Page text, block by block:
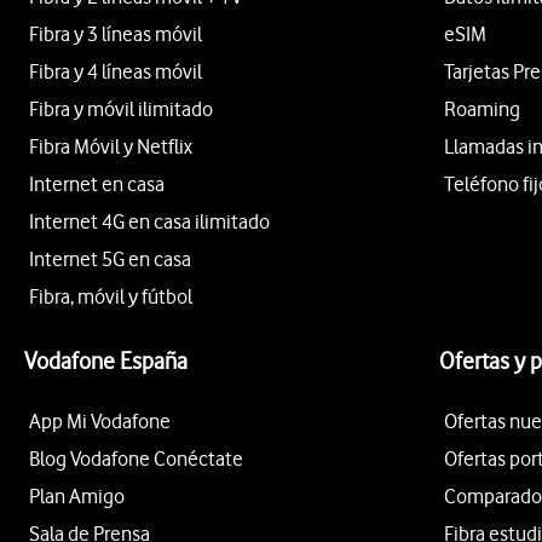
Fibra y 3 líneas móvil
Fibra y 4 líneas móvil
Fibra y móvil ilimitado
Fibra Móvil y Netflix
Internet en casa
Internet 4G en casa ilimitado
Internet 5G en casa
Fibra, móvil y fútbol
eSIM
Tarjetas
Roaming
Llamadas
Teléfono
Vodafone España
App Mi Vodafone
Blog Vodafone Conéctate
Plan Amigo
Sala de Prensa
Ofertas y
Ofertas
Ofertas
Fibra